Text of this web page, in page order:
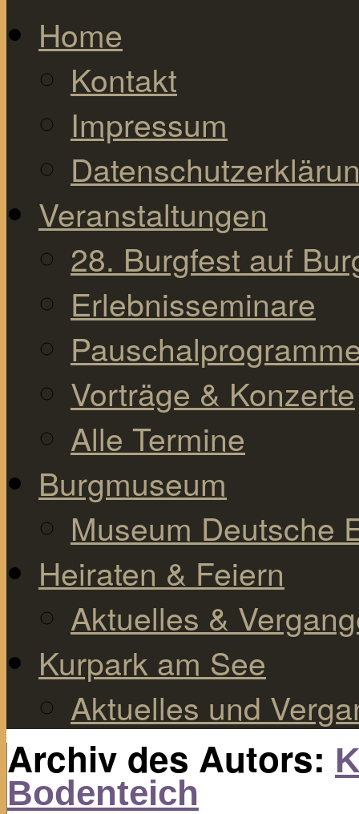
Home
Kontakt
Impressum
Veranstaltungen
28. Burgfest auf
Erlebnisseminare
Vorträge & Konzerte
Alle Termine
Burgmuseum
Museum Deutsche
Heiraten & Feiern
Aktuelles &
Kurpark am See
Aktuelles und
Archiv des Autors:
Bodenteich